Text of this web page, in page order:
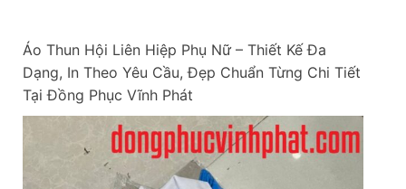
Áo Thun Hội Liên Hiệp Phụ Nữ – Thiết Kế Đa
Dạng, In Theo Yêu Cầu, Đẹp Chuẩn Từng Chi Tiết
Tại Đồng Phục Vĩnh Phát